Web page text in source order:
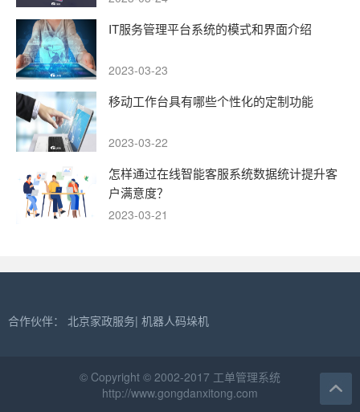
IT服务管理平台系统的模式和界面介绍
2023-03-23
移动工作台具有哪些个性化的定制功能
2023-03-22
怎样通过在线智能客服系统数据统计提升客
户满意度？
2023-03-21
合作伙伴： 北京家政服务| 机器人码垛机
© Copyright © 2002-2017 工单管理系统
http://www.gongdanxitong.com